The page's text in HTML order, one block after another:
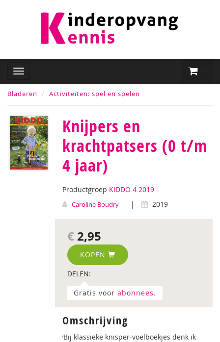
Bladeren Activiteiten: spel en spelen
Knijpers en
krachtpatsers (0 t/m
4 jaar)
Productgroep KIDDO 4 2019
Caroline Boudry | 2019
€ 2,95
KOPEN
DELEN:
Gratis voor abonnees.
Omschrijving
‘Bij klassieke knisper-voelboekjes denk ik